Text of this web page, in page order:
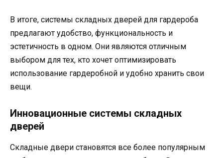
В итоге, системы складных дверей для гардероба
предлагают удобство, функциональность и
эстетичность в одном. Они являются отличным
выбором для тех, кто хочет оптимизировать
использование гардеробной и удобно хранить свои
вещи.
Инновационные системы складных
дверей
Складные двери становятся все более популярным